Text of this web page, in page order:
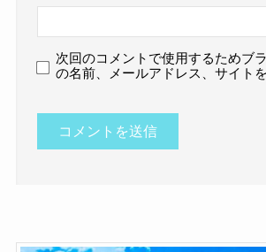
次回のコメントで使用するためブ
の名前、メールアドレス、サイト